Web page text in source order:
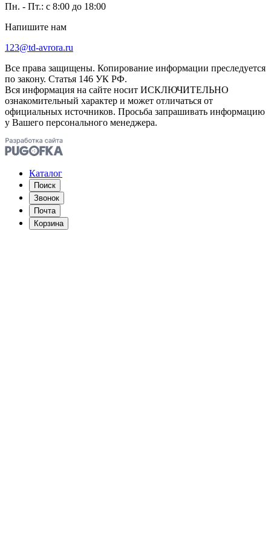
Пн. - Пт.: с 8:00 до 18:00
Напишите нам
123@td-avrora.ru
Все права защищены. Копирование информации преследуется
по закону. Статья 146 УК РФ.
Вся информация на сайте носит ИСКЛЮЧИТЕЛЬНО
ознакомительный характер и может отличаться от
официальных источников. Просьба запрашивать информацию
у Вашего персонального менеджера.
Каталог
Поиск
Звонок
Почта
Корзина